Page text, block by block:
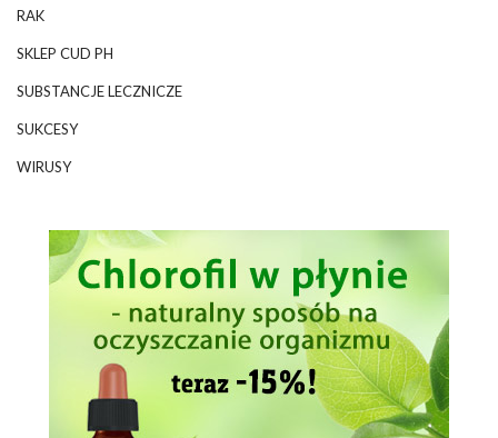
RAK
SKLEP CUD PH
SUBSTANCJE LECZNICZE
SUKCESY
WIRUSY